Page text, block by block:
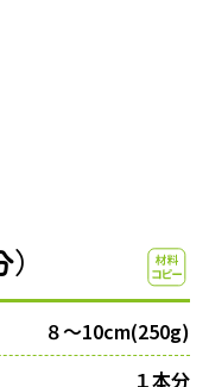
８〜10cm(250g)
１本分